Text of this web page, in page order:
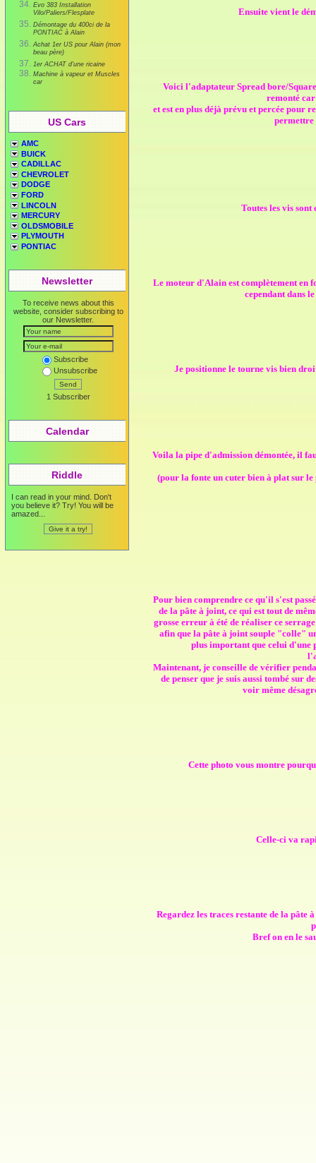
Evo 383 Installation
Vilo/Paliers/Flesplate
Démontage du 400ci de la
PONTIAC à Alain
Achat 1er US pour Alain (mon
beau père)
1er ACHAT d'une ricaine
Machine à vapeur et Muscles
car
US Cars
AMC
BUICK
CADILLAC
CHEVROLET
DODGE
FORD
LINCOLN
MERCURY
OLDSMOBILE
PLYMOUTH
PONTIAC
Newsletter
To receive news about this
website, consider subscribing to
our Newsletter.
Subscribe
Unsubscribe
Send
1 Subscriber
Calendar
Riddle
I can read in your mind. Don't
you believe it? Try! You will be
amazed...
Ensuite vient le
Voici l'adaptateur Spread bore/
remonté
et est en plus déjà prévu et percée pour
permettre
Toutes les vis
Le moteur d'Alain est complètement en
cependant dans
Je positionne le tourne vis bien
Voila la pipe d'admission démontée, il
(pour la fonte un cuter bien à plat sur
Pour bien comprendre ce qu'il s'est
de la pâte à joint, ce qui est tout de
grosse erreur à été de réaliser ce
afin que la pâte à joint souple "colle"
plus important que celui d'une
Maintenant, je conseille de vérifier
de penser que je suis aussi tombé sur
voir même
Cette photo vous montre
Celle-ci va
Regardez les traces restante de la
Bref on en le